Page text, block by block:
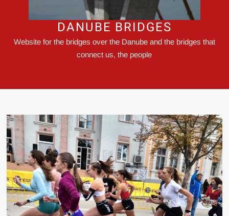
DANUBE BRIDGES
Website for the bridges over the Danube and the bridges that
connect us, the people